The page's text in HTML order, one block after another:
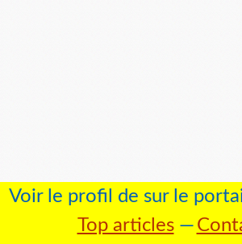
Voir le profil de sur le
Top articles